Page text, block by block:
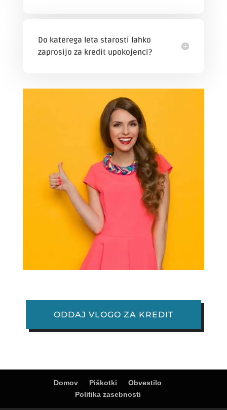
Do katerega leta starosti lahko
zaprosijo za kredit upokojenci?
ODDAJ VLOGO ZA KREDIT
Domov Piškotki
Obvestilo
Politika zasebnosti